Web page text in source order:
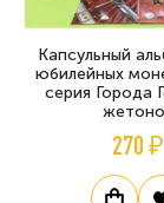
Капсульный
юбилейных
серия Города
270 ₽